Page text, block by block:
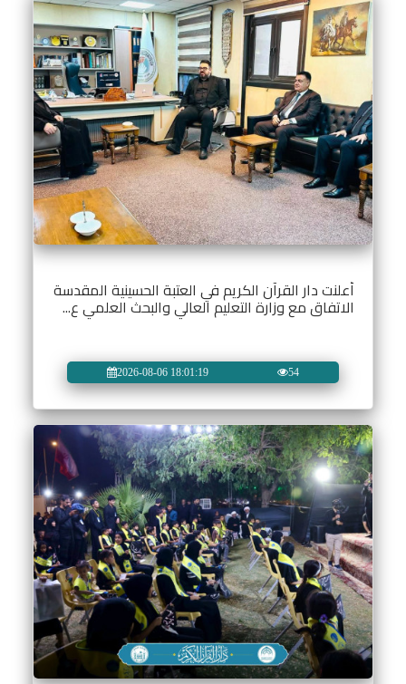
أعلنت دار القرآن الكريم في العتبة الحسينية المقدسة
الاتفاق مع وزارة التعليم العالي والبحث العلمي ع...
54
2026-08-06 18:01:19